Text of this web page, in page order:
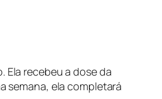
Ela recebeu a dose da
semana, ela completará